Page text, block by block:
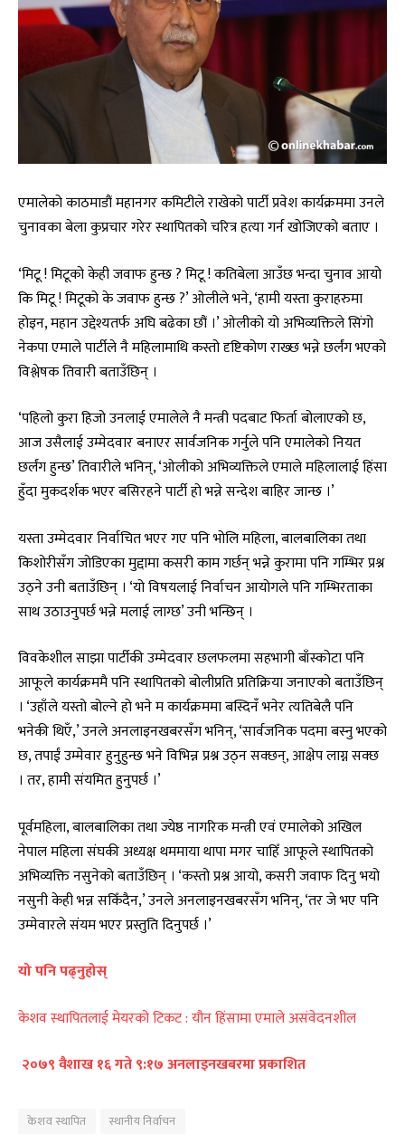
एमालेको काठमाडौं महानगर कमिटीले राखेको पार्टी प्रवेश कार्यक्रममा उनले
चुनावका बेला कुप्रचार गरेर स्थापितको चरित्र हत्या गर्न खोजिएको बताए ।
‘मिटू ! मिटूको केही जवाफ हुन्छ ? मिटू ! कतिबेला आउँछ भन्दा चुनाव आयो
कि मिटू ! मिटूको के जवाफ हुन्छ ?’ ओलीले भने, ‘हामी यस्ता कुराहरुमा
होइन, महान उद्देश्यतर्फ अघि बढेका छौं ।’ ओलीको यो अभिव्यक्तिले सिंगो
नेकपा एमाले पार्टीले नै महिलामाथि कस्तो दृष्टिकोण राख्छ भन्ने छर्लंग भएको
विश्लेषक तिवारी बताउँछिन् ।
‘पहिलो कुरा हिजो उनलाई एमालेले नै मन्त्री पदबाट फिर्ता बोलाएको छ,
आज उसैलाई उम्मेदवार बनाएर सार्वजनिक गर्नुले पनि एमालेको नियत
छर्लंग हुन्छ’ तिवारीले भनिन्, ‘ओलीको अभिव्यक्तिले एमाले महिलालाई हिंसा
हुँदा मुकदर्शक भएर बसिरहने पार्टी हो भन्ने सन्देश बाहिर जान्छ ।’
यस्ता उम्मेदवार निर्वाचित भएर गए पनि भोलि महिला, बालबालिका तथा
किशोरीसँग जोडिएका मुद्दामा कसरी काम गर्छन् भन्ने कुरामा पनि गम्भिर प्रश्न
उठ्ने उनी बताउँछिन् । ‘यो विषयलाई निर्वाचन आयोगले पनि गम्भिरताका
साथ उठाउनुपर्छ भन्ने मलाई लाग्छ’ उनी भन्छिन् ।
विवकेशील साझा पार्टीकी उम्मेदवार छलफलमा सहभागी बाँस्कोटा पनि
आफूले कार्यक्रममै पनि स्थापितको बोलीप्रति प्रतिक्रिया जनाएको बताउँछिन्
। ‘उहाँले यस्तो बोल्ने हो भने म कार्यक्रममा बस्दिनँ भनेर त्यतिबेलै पनि
भनेकी थिएँ,’ उनले अनलाइनखबरसँग भनिन्, ‘सार्वजनिक पदमा बस्नु भएको
छ, तपाईं उम्मेवार हुनुहुन्छ भने विभिन्न प्रश्न उठ्न सक्छन्, आक्षेप लाग्न सक्छ
। तर, हामी संयमित हुनुपर्छ ।’
पूर्वमहिला, बालबालिका तथा ज्येष्ठ नागरिक मन्त्री एवं एमालेको अखिल
नेपाल महिला संघकी अध्यक्ष थममाया थापा मगर चाहिँ आफूले स्थापितको
अभिव्यक्ति नसुनेको बताउँछिन् । ‘कस्तो प्रश्न आयो, कसरी जवाफ दिनु भयो
नसुनी केही भन्न सकिँदैन,’ उनले अनलाइनखबरसँग भनिन्, ‘तर जे भए पनि
उम्मेवारले संयम भएर प्रस्तुति दिनुपर्छ ।’
यो पनि पढ्नुहोस्
केशव स्थापितलाई मेयरको टिकट : यौन हिंसामा एमाले असंवेदनशील
२०७९ वैशाख १६ गते ९:१७ अनलाइनखबरमा प्रकाशित
केशव स्थापित स्थानीय निर्वाचन